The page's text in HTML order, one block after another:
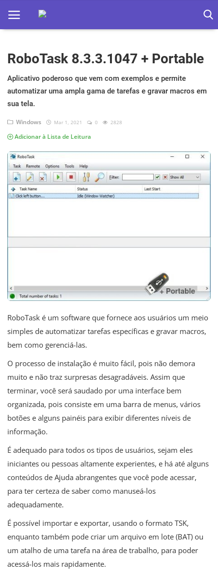
Home
Apps
Ebooks
Games
Web
Música
Jogos hoje na TV
RoboTask 8.3.3.1047 + Portable
Aplicativo poderoso que vem com exemplos e permite
automatizar uma ampla gama de tarefas e gravar macros em
sua tela.
Windows Mar 1, 2021 0 2828
Adicionar à Lista de Leitura
RoboTask é um software que fornece aos usuários um meio
simples de automatizar tarefas específicas e gravar macros,
bem como gerenciá-las.
O processo de instalação é muito fácil, pois não demora
muito e não traz surpresas desagradáveis. Assim que
terminar, você será saudado por uma interface bem
organizada, pois consiste em uma barra de menus, vários
botões e alguns painéis para exibir diferentes níveis de
informação.
É adequado para todos os tipos de usuários, sejam eles
iniciantes ou pessoas altamente experientes, e há até alguns
conteúdos de Ajuda abrangentes que você pode acessar,
para ter certeza de saber como manuseá-los
adequadamente.
É possível importar e exportar, usando o formato TSK,
enquanto também pode criar um arquivo em lote (BAT) ou
um atalho de uma tarefa na área de trabalho, para poder
acessá-los mais rapidamente.